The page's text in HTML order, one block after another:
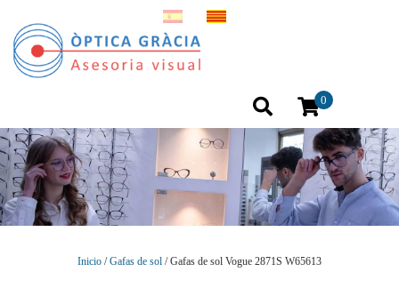
0
Inicio /Gafas de sol / Gafas de sol Vogue 2871S W65613